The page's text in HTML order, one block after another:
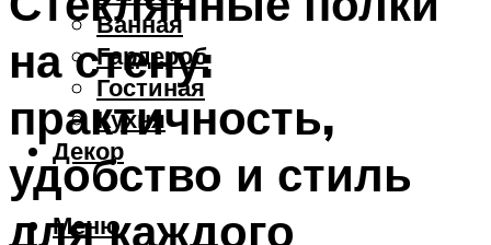
Ванная
Гардероб
Гостиная
Кухня
Декор
Меню
на стену:
практичность,
удобство и стиль
для каждого